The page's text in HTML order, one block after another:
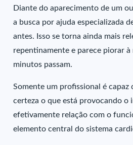
Diante do aparecimento de um
a busca por ajuda especializada
antes. Isso se torna ainda mais
repentinamente e parece piorar à
minutos passam.
Somente um profissional é capaz
certeza o que está provocando o
efetivamente relação com o
elemento central do sistema